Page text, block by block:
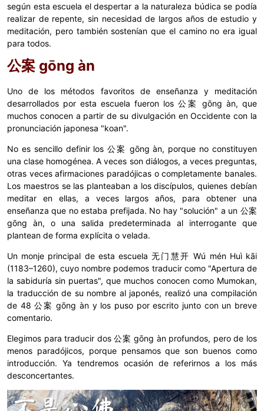
según esta escuela el despertar a la naturaleza búdica se podía
realizar de repente, sin necesidad de largos años de estudio y
meditación, pero también sostenían que el camino no era igual
para todos.
公案 gōng àn
Uno de los métodos favoritos de enseñanza y meditación
desarrollados por esta escuela fueron los 公案 gōng àn, que
muchos conocen a partir de su divulgación en Occidente con la
pronunciación japonesa "koan".
No es sencillo definir los 公案 gōng àn, porque no constituyen
una clase homogénea. A veces son diálogos, a veces preguntas,
otras veces afirmaciones paradójicas o completamente banales.
Los maestros se las planteaban a los discípulos, quienes debían
meditar en ellas, a veces largos años, para obtener una
enseñanza que no estaba prefijada. No hay "solución" a un 公案
gōng àn, o una salida predeterminada al interrogante que
plantean de forma explícita o velada.
Un monje principal de esta escuela 无门慧开 Wú mén Huì kāi
(1183–1260), cuyo nombre podemos traducir como "Apertura de
la sabiduría sin puertas", que muchos conocen como Mumokan,
la traducción de su nombre al japonés, realizó una compilación
de 48 公案 gōng àn y los puso por escrito junto con un breve
comentario.
Elegimos para traducir dos 公案 gōng àn profundos, pero de los
menos paradójicos, porque pensamos que son buenos como
introducción. Ya tendremos ocasión de referirnos a los más
desconcertantes.